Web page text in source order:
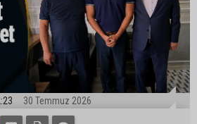
30 Temmuz 2026